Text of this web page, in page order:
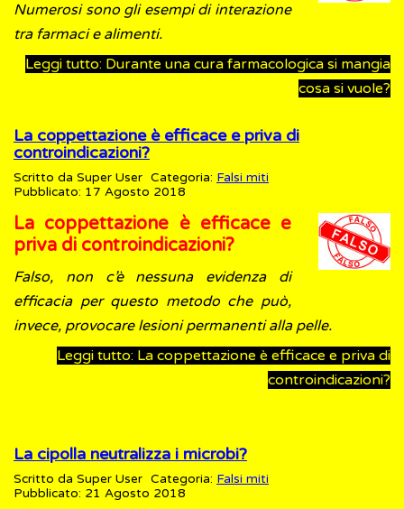
Numerosi sono gli esempi di interazione
tra farmaci e alimenti.
Leggi tutto: Durante una cura farmacologica si mangia
cosa si vuole?
La coppettazione è efficace e priva di
controindicazioni?
Scritto da Super User Categoria: Falsi miti
Pubblicato: 17 Agosto 2018
La coppettazione è efficace e
priva di controindicazioni?
Falso, non c’è nessuna evidenza di
efficacia per questo metodo che può,
invece, provocare lesioni permanenti alla pelle.
Leggi tutto: La coppettazione è efficace e priva di
controindicazioni?
La cipolla neutralizza i microbi?
Scritto da Super User Categoria: Falsi miti
Pubblicato: 21 Agosto 2018